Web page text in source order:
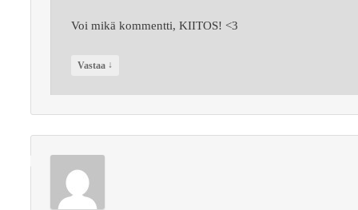
Voi mikä kommentti, KIITOS! <3
Vastaa ↓